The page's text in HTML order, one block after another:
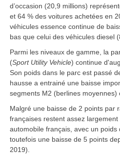
d’occasion (20,9 millions)
et 64 % des voitures achetées en
véhicules essence continue de
bas que celui des véhicules diesel
Parmi les niveaux de gamme, la
(Sport Utility Vehicle) continue
Son poids dans le parc est passé
hausse a entrainé une baisse
segments M2 (berlines moyennes)
Malgré une baisse de 2 points par
françaises restent assez
automobile français, avec un poids
toutefois une baisse de 5 points
2019).